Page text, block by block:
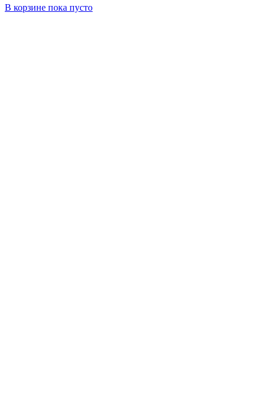
В корзине пока пусто